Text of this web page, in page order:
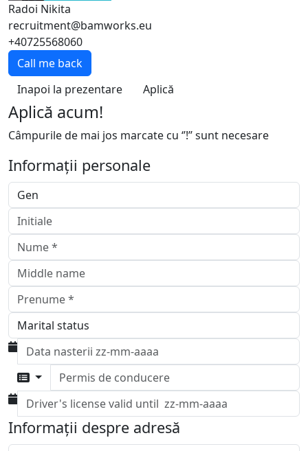
Radoi Nikita
recruitment@bamworks.eu
+40725568060
Call me back
Inapoi la prezentare
Aplică
Aplică acum!
Câmpurile de mai jos marcate cu ‘’!’’ sunt necesare
Informații personale
Permis de conducere
Informații despre adresă